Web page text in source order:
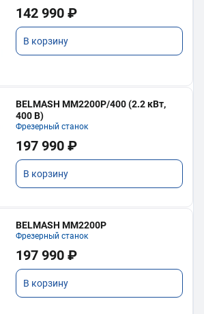
142 990 ₽
В корзину
BELMASH MM2200P/400 (2.2 кВт,
400 В)
Фрезерный станок
197 990 ₽
В корзину
BELMASH MM2200P
Фрезерный станок
197 990 ₽
В корзину